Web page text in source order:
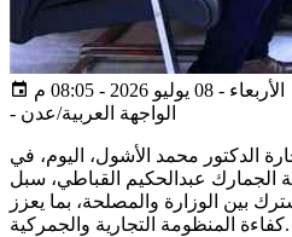
الأربعاء - 08 يوليو 2026 - 08:05 م
- الواجهة العربية/عدن
الدكتور محمد الأشول، اليوم، في
عبدالحكيم القباطي، سبل
بين الوزارة والمصلحة، بما يعزز
كفاءة المنظومة التجارية والجمركية.